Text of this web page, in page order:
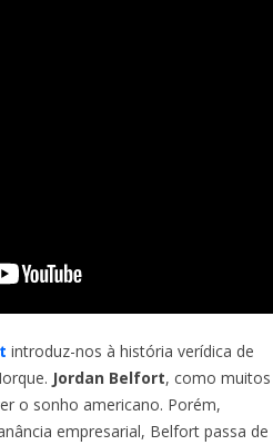
introduz-nos à história verídica de
Jordan Belfort, como muitos
o sonho americano. Porém,
empresarial, Belfort passa de